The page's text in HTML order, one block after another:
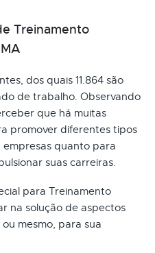
Treinamento
dos quais 11.864 são
de trabalho. Observando
que há muitas
promover diferentes tipos
quanto para
suas carreiras.
para Treinamento
na solução de aspectos
mesmo, para sua